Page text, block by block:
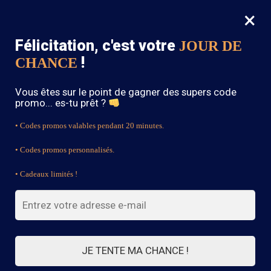
0
SOLDES : -15% sur toute la boutique avec le code « BOHEME15 »
Bottines Bohème
FILTRES
15 résultats affichés
×
Félicitation, c'est votre JOUR DE
CHANCE !
Vous êtes sur le point de gagner des supers code
promo... es-tu prêt ?
• Codes promos valables pendant 20 minutes.
• Codes promos personnalisés.
• Cadeaux limités !
JE TENTE MA CHANCE !